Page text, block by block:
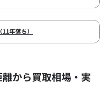
年落ち）
から買取相場・実